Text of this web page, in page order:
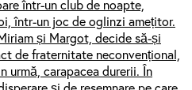
într-un club de noapte,
într-un joc de oglinzi amețitor.
și Margot, decide să-și
de fraternitate neconvențional,
urmă, carapacea durerii. În